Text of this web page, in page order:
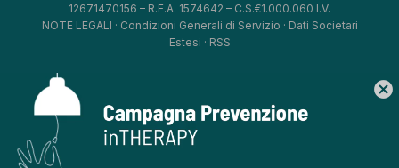
12671470156 – R.E.A. 1574642 – C.S.€1.000.060 I.V.
NOTE LEGALI · Condizioni Generali di Servizio · Dati Societari
Estesi · RSS
Aggiorna le tue preferenze–
** **
cancel